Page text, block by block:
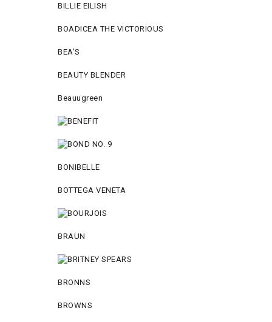
BILLIE EILISH
BOADICEA THE VICTORIOUS
BEA'S
BEAUTY BLENDER
Beauugreen
BONIBELLE
BOTTEGA VENETA
BRAUN
BRONNS
BROWNS